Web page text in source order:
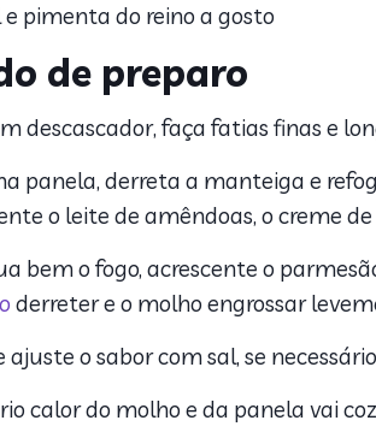
e pimenta do reino a gosto
de preparo
descascador, faça fatias finas e
panela, derreta a manteiga e
o leite de amêndoas, o creme
bem o fogo, acrescente o
derreter e o molho engrossar
ajuste o sabor com sal, se
calor do molho e da panela vai